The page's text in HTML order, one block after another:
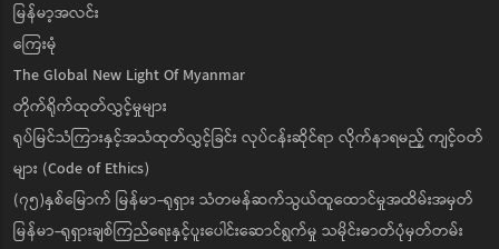
မြန်မာ့အလင်း
ကြေးမုံ
The Global New Light Of Myanmar
တိုက်ရိုက်ထုတ်လွှင့်မှုများ
ရုပ်မြင်သံကြားနှင့်အသံထုတ်လွှင့်ခြင်း လုပ်ငန်းဆိုင်ရာ လိုက်နာရမည့် ကျင့်ဝတ်
များ (Code of Ethics)
(၇၅)နှစ်မြောက် မြန်မာ-ရုရှား သံတမန်ဆက်သွယ်ထူထောင်မှုအထိမ်းအမှတ်
မြန်မာ-ရုရှားချစ်ကြည်ရေးနှင့်ပူးပေါင်းဆောင်ရွက်မှု သမိုင်းဓာတ်ပုံမှတ်တမ်း